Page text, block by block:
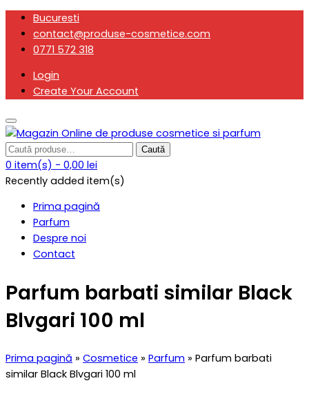
Skip
content
Bucuresti
contact@produse-cosmetice.com
0771 572 318
Login
Create Your Account
Magazin Online de
produse cosmetice si
parfum
Magazin online de produse cosmetice si parfum , ce isi
desfasoara activitatea la nivelul Romaniei
Caută
după:
Caută
0 item(s) - 0,00 lei
Recently added item(s)
Prima pagină
Parfum
Despre noi
Contact
Parfum barbati similar Black
Blvgari 100 ml
Prima pagină » Cosmetice » Parfum » Parfum barbati
similar Black Blvgari 100 ml